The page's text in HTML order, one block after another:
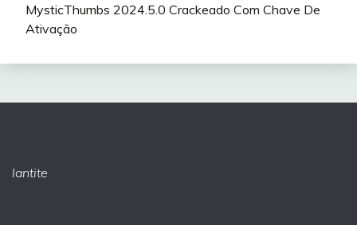
MysticThumbs 2024.5.0 Crackeado Com Chave De
Ativação
lantite